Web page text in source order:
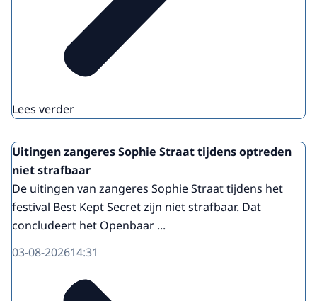
Lees verder
Uitingen zangeres Sophie Straat tijdens optreden
niet strafbaar
De uitingen van zangeres Sophie Straat tijdens het
festival Best Kept Secret zijn niet strafbaar. Dat
concludeert het Openbaar ...
03-08-202614:31